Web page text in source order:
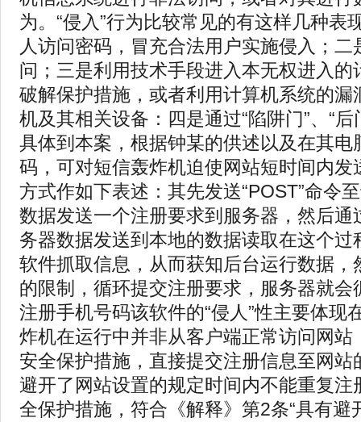
为。“侵入”行为比较常见的有这样几种表
人访问密码，冒充合法用户实施侵入；
问；三是利用技术手段进入本无权进入的
破解保护措施，或者利用计算机系统的漏
机及其相关设备：四是通过“陷阱门”、“
具体到本案，根据钟某的供述以及在其电
码，可对短信轰炸机迫使网站短时间内发
方式作如下表述：其先发送“POST”命令
数据发送一个注册要求到服务器，然后通
务器数据发送到本地的数据读取在这个过
软件抓取信息，从而获知后台运行数据，
的限制，循环提交注册要求，服务器就会
注册手机号码该软件的“侵人”性主要体现
炸机在运行中并非从客户端正常访问网站
安全保护措施，直接提交注册信息至网站
避开了网站设置的规定时间内不能重复注
全保护措施，符合《解释》第2条“具有避